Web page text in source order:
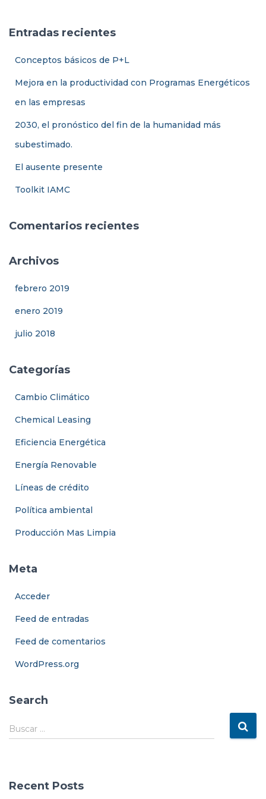
rEntradas recientes
Conceptos básicos de P+L
Mejora en la productividad con Programas Energéticos
en las empresas
2030, el pronóstico del fin de la humanidad más
subestimado.
El ausente presente
Toolkit IAMC
Comentarios recientes
Archivos
febrero 2019
enero 2019
julio 2018
Categorías
Cambio Climático
Chemical Leasing
Eficiencia Energética
Energía Renovable
Líneas de crédito
Política ambiental
Producción Mas Limpia
Meta
Acceder
Feed de entradas
Feed de comentarios
WordPress.org
Search
B
u
r
Buscar …
Recent Posts